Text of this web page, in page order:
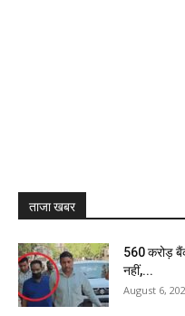
ताजा खबर
₹560 करोड़
नहीं,...
August 6,